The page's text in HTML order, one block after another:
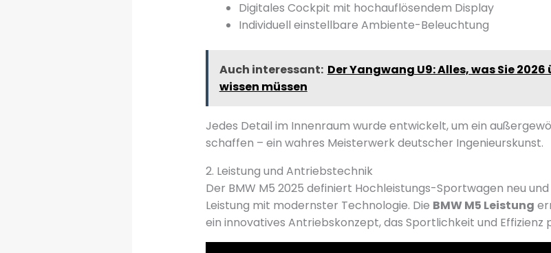
Digitales Cockpit mit hochauflösendem Display
Individuell einstellbare Ambiente-Beleuchtung
Auch interessant: Der Yangwang U9: Alles, was Sie
wissen müssen
Jedes Detail im Innenraum wurde entwickelt, um ein
schaffen – ein wahres Meisterwerk deutscher Ingenieurskunst.
2. Leistung und Antriebstechnik
Der BMW M5 2025 definiert Hochleistungs-Sportwagen neu
Leistung mit modernster Technologie. Die BMW M5 Leistung
ein innovatives Antriebskonzept, das Sportlichkeit und